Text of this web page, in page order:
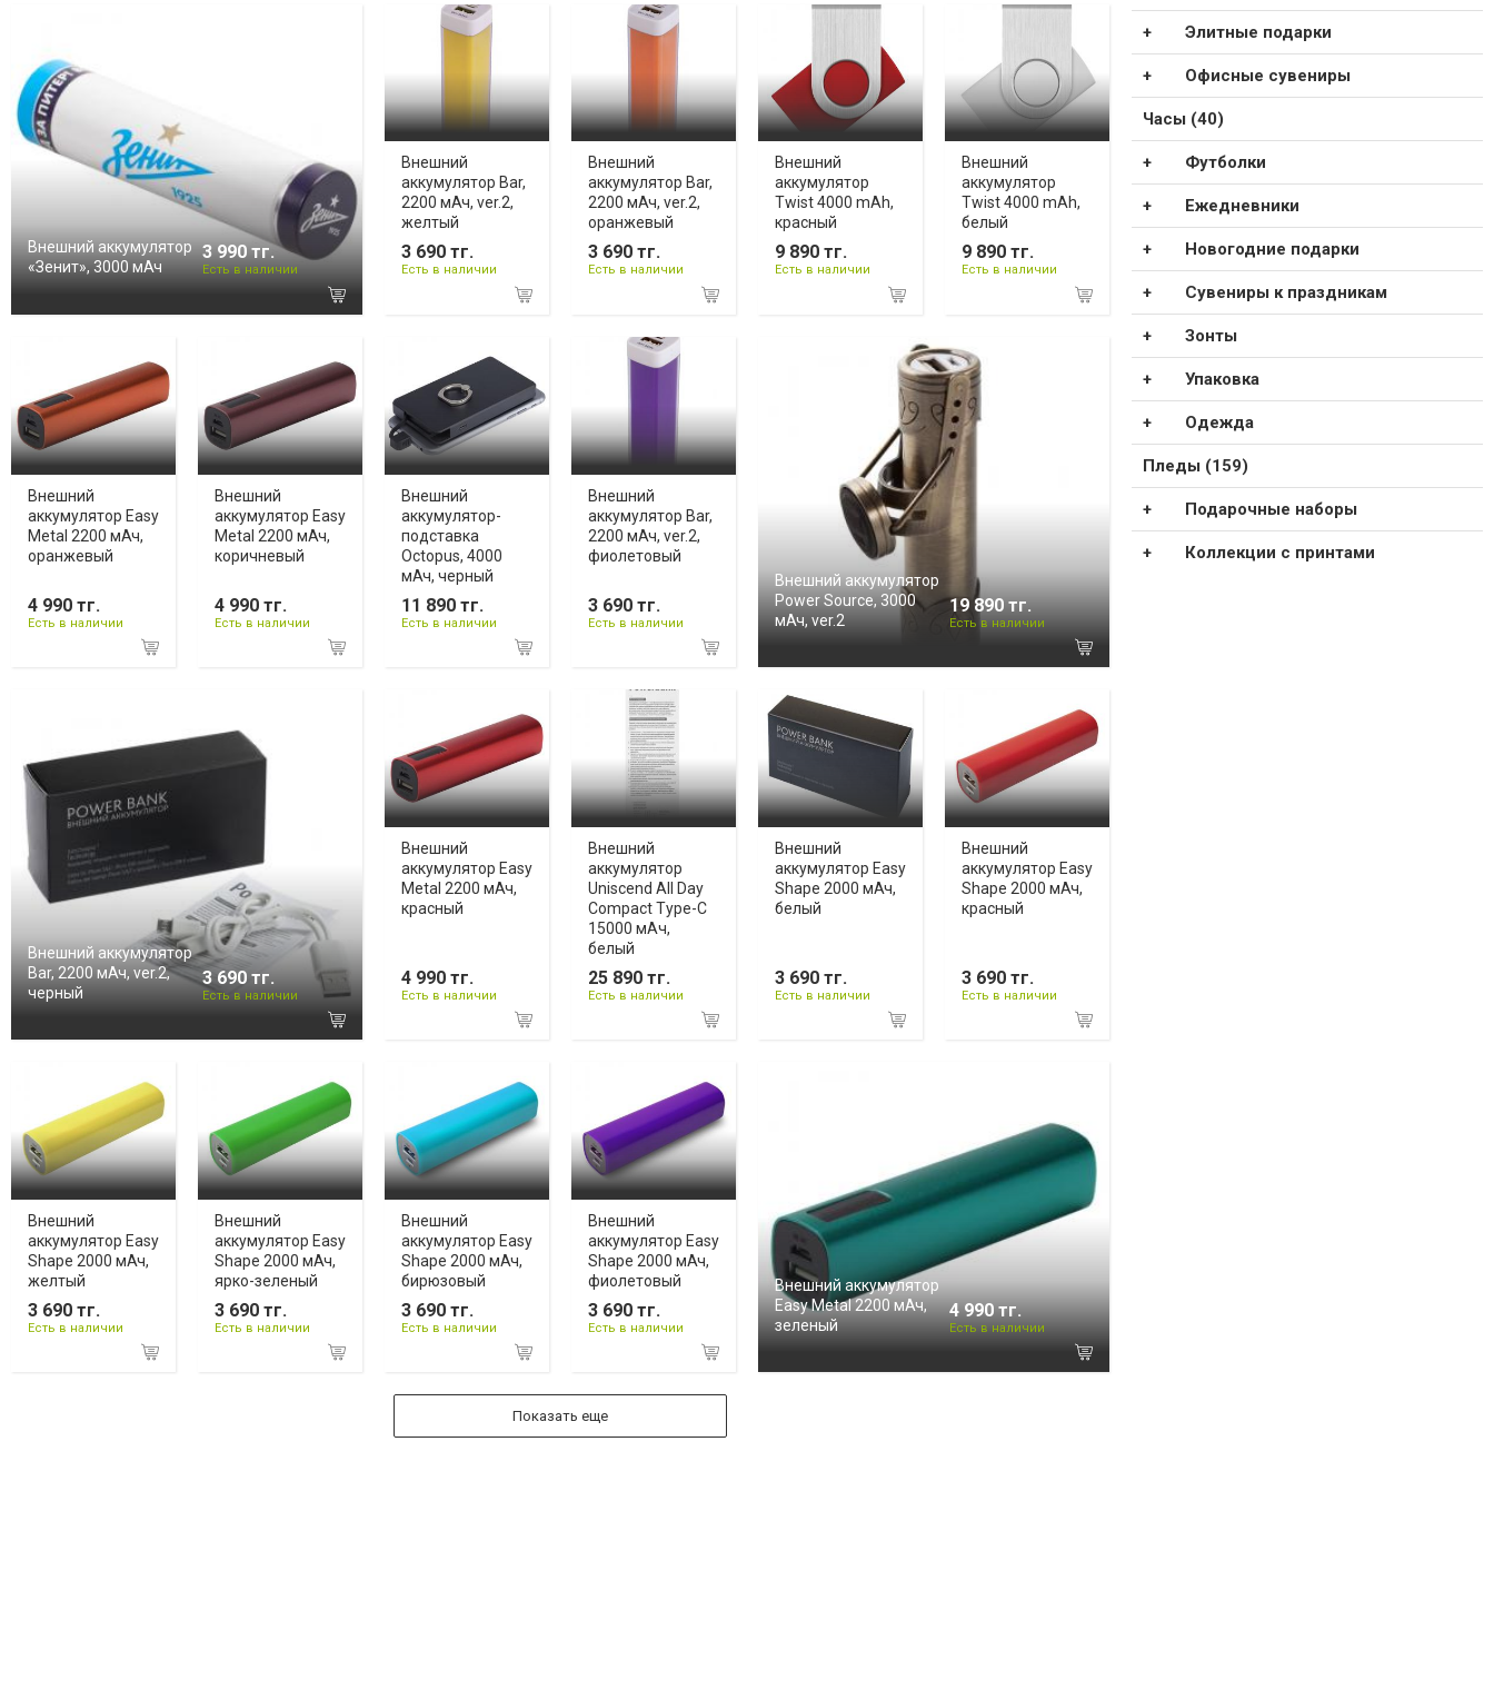
Внешний аккумулятор
«Зенит», 3000 мАч
3 990 тг.
Есть в наличии
Внешний
аккумулятор Bar,
2200 мАч, ver.2,
желтый
3 690 тг.
Есть в наличии
Внешний
аккумулятор Bar,
2200 мАч, ver.2,
оранжевый
3 690 тг.
Есть в наличии
Внешний
аккумулятор
Twist 4000 mAh,
красный
9 890 тг.
Есть в наличии
Внешний
аккумулятор
Twist 4000 mAh,
белый
9 890 тг.
Есть в наличии
Внешний
аккумулятор Easy
Metal 2200 мАч,
оранжевый
4 990 тг.
Есть в наличии
Внешний
аккумулятор Easy
Metal 2200 мАч,
коричневый
4 990 тг.
Есть в наличии
Внешний
аккумулятор-
подставка
Octopus, 4000
мАч, черный
11 890 тг.
Есть в наличии
Внешний
аккумулятор Bar,
2200 мАч, ver.2,
фиолетовый
3 690 тг.
Есть в наличии
Внешний аккумулятор
Power Source, 3000
мАч, ver.2
19 890 тг.
Есть в наличии
Внешний аккумулятор
Bar, 2200 мАч, ver.2,
черный
3 690 тг.
Есть в наличии
Внешний
аккумулятор Easy
Metal 2200 мАч,
красный
4 990 тг.
Есть в наличии
Внешний
аккумулятор
Uniscend All Day
Compact Type-C
15000 мAч,
белый
25 890 тг.
Есть в наличии
Внешний
аккумулятор Easy
Shape 2000 мАч,
белый
3 690 тг.
Есть в наличии
Внешний
аккумулятор Easy
Shape 2000 мАч,
красный
3 690 тг.
Есть в наличии
Внешний
аккумулятор Easy
Shape 2000 мАч,
желтый
3 690 тг.
Есть в наличии
Внешний
аккумулятор Easy
Shape 2000 мАч,
ярко-зеленый
3 690 тг.
Есть в наличии
Внешний
аккумулятор Easy
Shape 2000 мАч,
бирюзовый
3 690 тг.
Есть в наличии
Внешний
аккумулятор Easy
Shape 2000 мАч,
фиолетовый
3 690 тг.
Есть в наличии
Внешний аккумулятор
Easy Metal 2200 мАч,
зеленый
4 990 тг.
Есть в наличии
Показать еще
Элитные подарки
Офисные сувениры
Часы (40)
Футболки
Ежедневники
Новогодние подарки
Сувениры к праздникам
Зонты
Упаковка
Одежда
Пледы (159)
Подарочные наборы
Коллекции с принтами